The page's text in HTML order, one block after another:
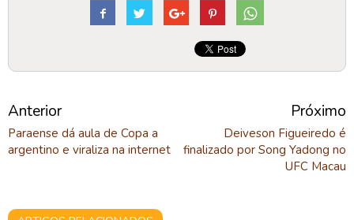
Anterior
Paraense dá aula de Copa a
argentino e viraliza na internet
Próximo
Deiveson Figueiredo é
finalizado por Song Yadong no
UFC Macau